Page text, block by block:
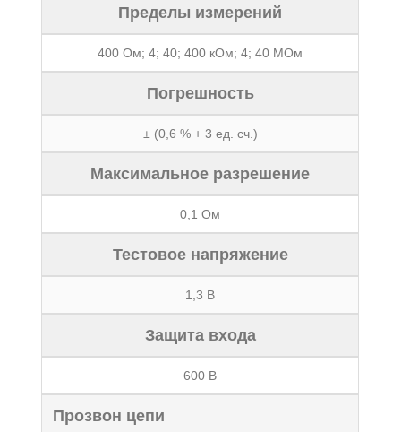
Пределы измерений
400 Ом; 4; 40; 400 кОм; 4; 40 МОм
Погрешность
± (0,6 % + 3 ед. сч.)
Максимальное разрешение
0,1 Ом
Тестовое напряжение
1,3 В
Защита входа
600 В
Прозвон цепи